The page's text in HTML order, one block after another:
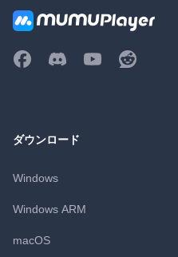
ダウンロード
Windows
Windows ARM
macOS